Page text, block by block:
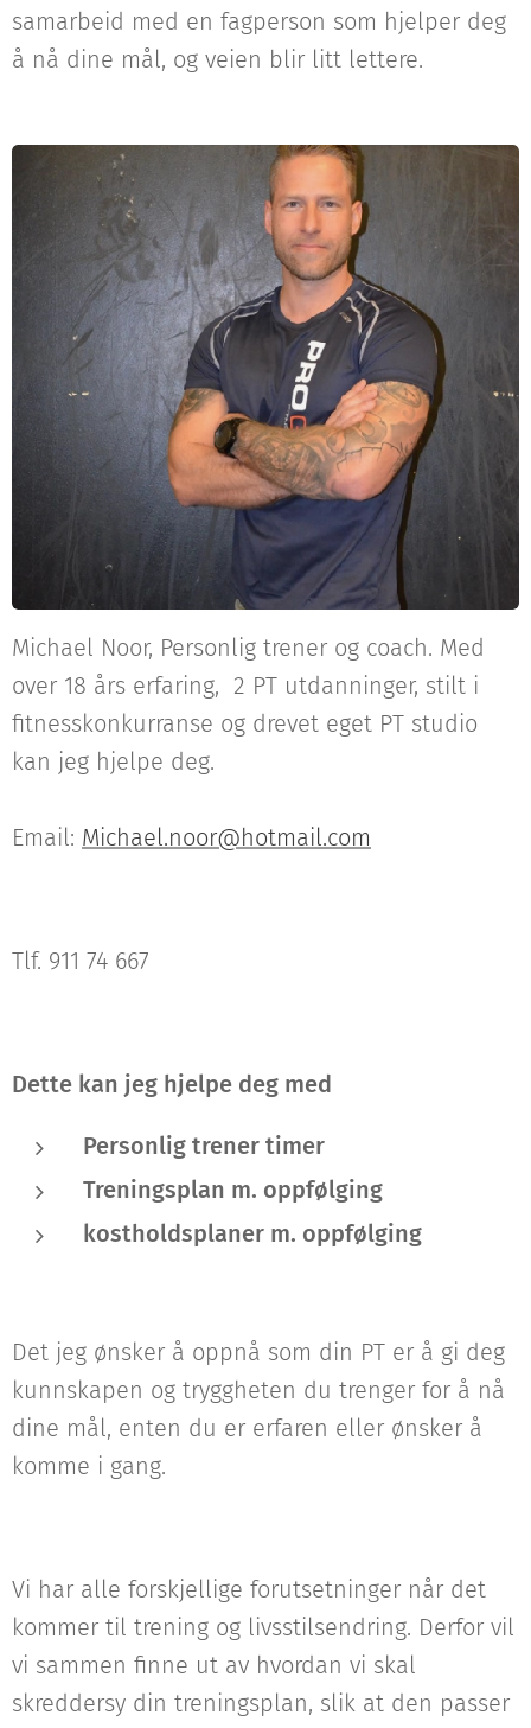
samarbeid med en fagperson som hjelper deg
å nå dine mål, og veien blir litt lettere.
Michael Noor, Personlig trener og coach. Med
over 18 års erfaring, 2 PT utdanninger, stilt i
fitnesskonkurranse og drevet eget PT studio
kan jeg hjelpe deg.
Email: Michael.noor@hotmail.com
Tlf. 911 74 667
Dette kan jeg hjelpe deg med
Personlig trener timer
Treningsplan m. oppfølging
kostholdsplaner m. oppfølging
Det jeg ønsker å oppnå som din PT er å gi deg
kunnskapen og tryggheten du trenger for å nå
dine mål, enten du er erfaren eller ønsker å
komme i gang.
Vi har alle forskjellige forutsetninger når det
kommer til trening og livsstilsendring. Derfor vil
vi sammen finne ut av hvordan vi skal
skreddersy din treningsplan, slik at den passer